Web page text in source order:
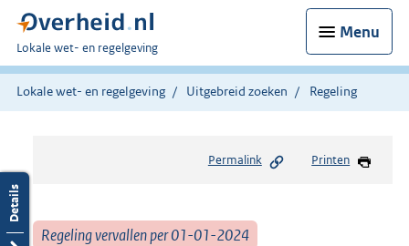
Menu
U
bent
hier:
Lokale wet- en regelgeving
Lokale wet- en regelgeving Uitgebreid zoeken Regeling
Permalink Printen
Regeling vervallen per 01-01-2024